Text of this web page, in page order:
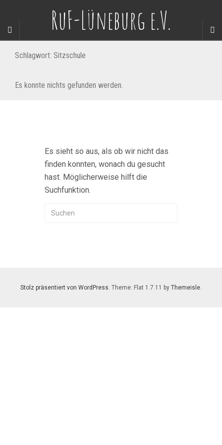
RuF-Lüneburg e.V.
Schlagwort: Sitzschule
Es konnte nichts gefunden werden.
Es sieht so aus, als ob wir nicht das
finden konnten, wonach du gesucht
hast. Möglicherweise hilft die
Suchfunktion.
Stolz präsentiert von WordPress. Theme: Flat 1.7.11 by Themeisle.